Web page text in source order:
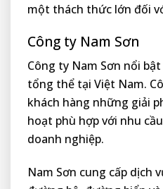
một thách thức lớn đối
Công ty Nam Sơn
Công ty Nam Sơn nổi
tổng thể tại Việt Nam.
khách hàng những giải
hoạt phù hợp với nhu
doanh nghiệp.
Nam Sơn cung cấp dịch